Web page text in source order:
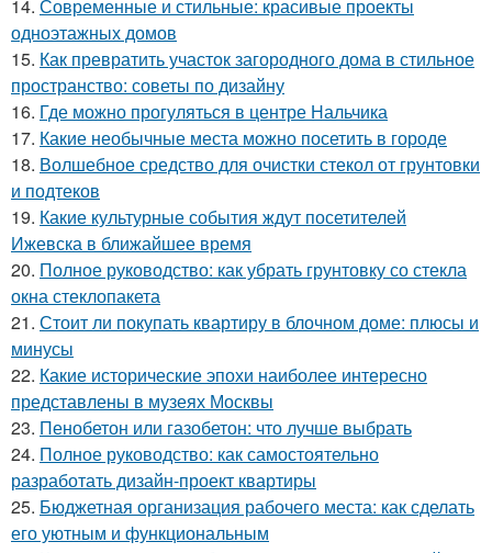
14. Современные и стильные: красивые проекты
одноэтажных домов
15. Как превратить участок загородного дома в стильное
пространство: советы по дизайну
16. Где можно прогуляться в центре Нальчика
17. Какие необычные места можно посетить в городе
18. Волшебное средство для очистки стекол от грунтовки
и подтеков
19. Какие культурные события ждут посетителей
Ижевска в ближайшее время
20. Полное руководство: как убрать грунтовку со стекла
окна стеклопакета
21. Стоит ли покупать квартиру в блочном доме: плюсы и
минусы
22. Какие исторические эпохи наиболее интересно
представлены в музеях Москвы
23. Пенобетон или газобетон: что лучше выбрать
24. Полное руководство: как самостоятельно
разработать дизайн-проект квартиры
25. Бюджетная организация рабочего места: как сделать
его уютным и функциональным